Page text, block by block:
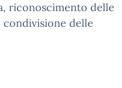
riconoscimento delle
delle